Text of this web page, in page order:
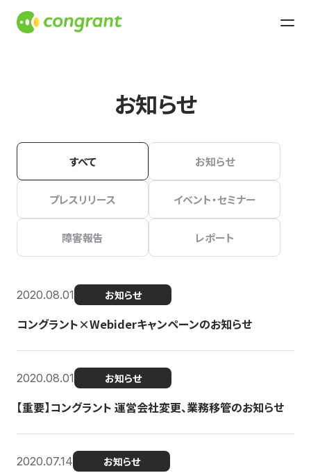
お知らせ
すべて お知らせ
プレスリリース イベント・セミナー
障害報告 レポート
2020.08.01 お知らせ
コングラント×Webiderキャンペーンのお知らせ
2020.08.01 お知らせ
【重要】コングラント 運営会社変更、業務移管のお知らせ
2020.07.14 お知らせ